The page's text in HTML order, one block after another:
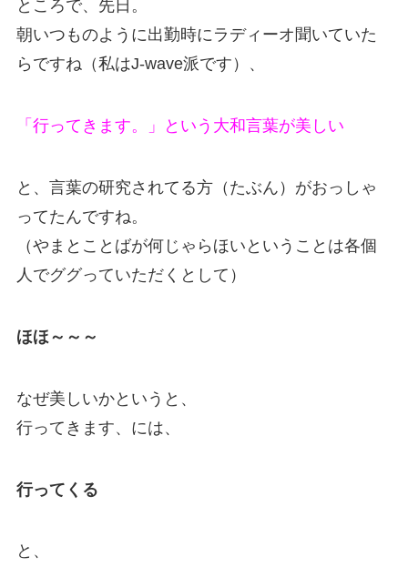
ところで、先日。
朝いつものように出勤時にラディーオ聞いていた
らですね（私はJ-wave派です）、
「行ってきます。」という大和言葉が美しい
と、言葉の研究されてる方（たぶん）がおっしゃ
ってたんですね。
（やまとことばが何じゃらほいということは各個
人でググっていただくとして）
ほほ～～～
なぜ美しいかというと、
行ってきます、には、
行ってくる
と、